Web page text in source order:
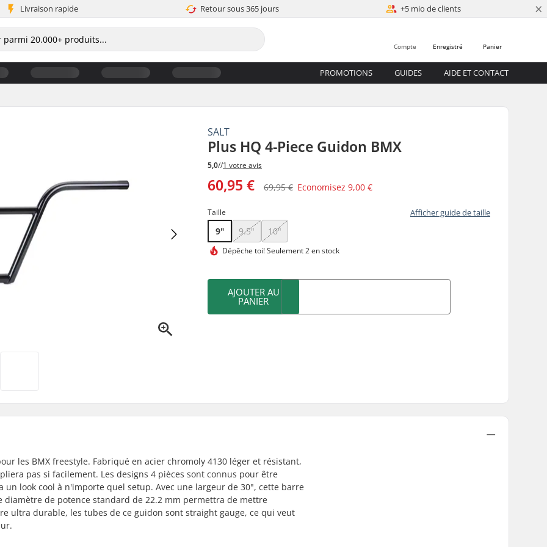
Livraison rapide Retour sous 365 jours +5 mio de clients ×
Panier
Enregistré
Compte
PROMOTIONS GUIDES AIDE ET CONTACT
SALT
Plus HQ 4-Piece Guidon BMX
5,0//1 votre avis
60,95 € 69,95 € Economisez9,00 €
Taille Afficher guide de taille
9" 9.5" 10"
Dépêche toi!Seulement 2 en stock
AJOUTER AU
PANIER
les BMX freestyle. Fabriqué en acier chromoly 4130 léger et résistant,
pas si facilement. Les designs 4 pièces sont connus pour être
look cool à n'importe quel setup. Avec une largeur de 30", cette barre
diamètre de potence standard de 22.2 mm permettra de mettre
ultra durable, les tubes de ce guidon sont straight gauge, ce qui veut